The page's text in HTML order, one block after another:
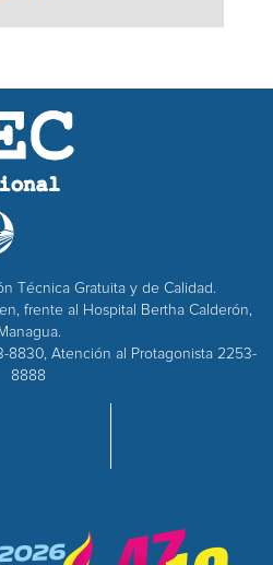
Técnica Gratuita y de Calidad.
frente al Hospital Bertha Calderón,
Managua.
8830, Atención al Protagonista 2253-
8888